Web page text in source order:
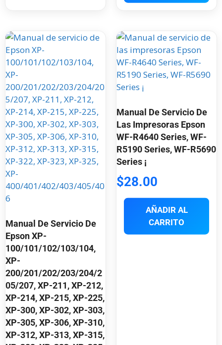
Manual De Servicio De
Epson XP-
100/101/102/103/104,
XP-
200/201/202/203/204/2
05/207, XP-211, XP-212,
XP-214, XP-215, XP-225,
XP-300, XP-302, XP-303,
XP-305, XP-306, XP-310,
XP-312, XP-313, XP-315,
Manual De Servicio De
Las Impresoras Epson
WF-R4640 Series, WF-
R5190 Series, WF-R5690
Series ¡
$28.00
AÑADIR AL
CARRITO